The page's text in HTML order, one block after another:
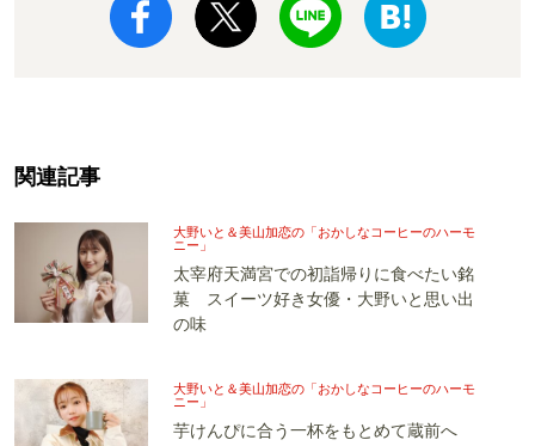
関連記事
大野いと＆美山加恋の「おかしなコーヒーのハーモ
ニー」
太宰府天満宮での初詣帰りに食べたい銘
菓 スイーツ好き女優・大野いと思い出
の味
大野いと＆美山加恋の「おかしなコーヒーのハーモ
ニー」
芋けんぴに合う一杯をもとめて蔵前へ